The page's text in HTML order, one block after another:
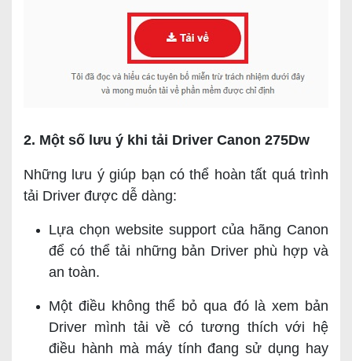
2. Một số lưu ý khi tải Driver Canon 275Dw
Những lưu ý giúp bạn có thể hoàn tất quá trình
tải Driver được dễ dàng:
Lựa chọn website support của hãng Canon
để có thể tải những bản Driver phù hợp và
an toàn.
Một điều không thể bỏ qua đó là xem bản
Driver mình tải về có tương thích với hệ
điều hành mà máy tính đang sử dụng hay